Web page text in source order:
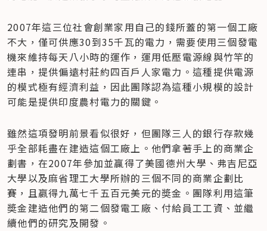
2007年這三位社會創業家用自己的錢所蓋的第一個工廠
不大，僅可供應30到35千瓦的電力，需要使用三個發電
機來維持每天八小時的運作，運用低壓電源線與竹竿的
連串，提供偏遠村莊約四百戶人家電力。這種提供電源
的模式極有經濟利益，因此團隊認為這種小規模的設計
可能是提供印度農村電力的關鍵。
雖然這項發明前景看似很好，但團隊三人的銀行存款幾
乎全部耗盡在建造這個工廠上。他們拿著手上的商業企
劃書，在2007年參加並贏得了美國德州大學、弗吉尼亞
大學以及麻省理工大學所辦的三個不同的商業企劃比
賽，且嬴得九萬七千五百元美元的奬金。團隊利用這筆
奬金建造他們的第二個發電工廠、付給員工工資、並繼
續他們的研究及開發。